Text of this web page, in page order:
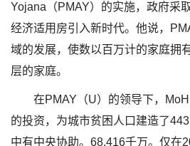
Yojana（PMAY）的实施，政府采
经济适用房引入新时代。他说，
域的发展，使数以百万计的家庭拥
层的家庭。
在PMAY（U）的领导下，
的投资，为城市贫困人口建造了
中有中央协助。68,416千万。仅在